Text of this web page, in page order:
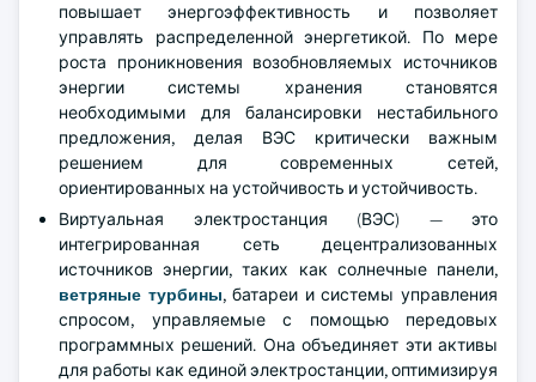
повышает энергоэффективность и позволяет
управлять распределенной энергетикой. По мере
роста проникновения возобновляемых источников
энергии системы хранения становятся
необходимыми для балансировки нестабильного
предложения, делая ВЭС критически важным
решением для современных сетей,
ориентированных на устойчивость и устойчивость.
Виртуальная электростанция (ВЭС) — это
интегрированная сеть децентрализованных
источников энергии, таких как солнечные панели,
ветряные турбины, батареи и системы управления
спросом, управляемые с помощью передовых
программных решений. Она объединяет эти активы
для работы как единой электростанции, оптимизируя